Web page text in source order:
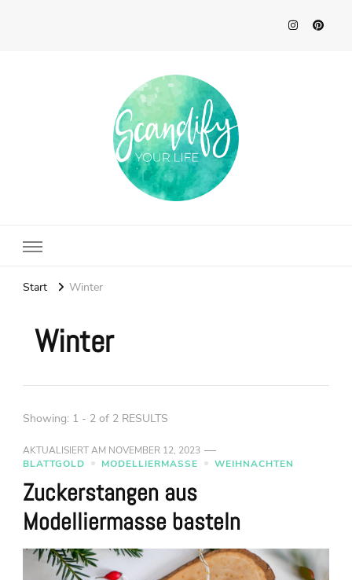
Start Winter
Winter
Showing: 1 - 2 of 2 RESULTS
AKTUALISIERT AM NOVEMBER 12, 2023
BLATTGOLD
MODELLIERMASSE WEIHNACHTEN
Zuckerstangen aus
Modelliermasse basteln